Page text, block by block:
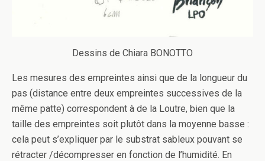
Dessins de Chiara BONOTTO
Les mesures des empreintes ainsi que de la longueur du
pas (distance entre deux empreintes successives de la
même patte) correspondent à de la Loutre, bien que la
taille des empreintes soit plutôt dans la moyenne basse :
cela peut s’expliquer par le substrat sableux pouvant se
rétracter /décompresser en fonction de l’humidité. En